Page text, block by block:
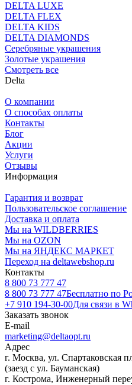
DELTA LUXE
DELTA FLEX
DELTA KIDS
DELTA DIAMONDS
Серебряные украшения
Золотые украшения
Смотреть все
Delta
О компании
О способах оплаты
Контакты
Блог
Акции
Услуги
Отзывы
Информация
Гарантия и возврат
Пользовательское соглашение
Доставка и оплата
Мы на WILDBERRIES
Мы на OZON
Мы на ЯНДЕКС МАРКЕТ
Переход на deltawebshop.ru
Контакты
8 800 73 777 47
8 800 73 777 47Бесплатно по
+7 910 194-30-00Для связи в
Заказать звонок
E-mail
marketing@deltaopt.ru
Адрес
г. Москва, ул. Спартаковская
(заезд с ул. Бауманская)
г. Кострома, Инженерный